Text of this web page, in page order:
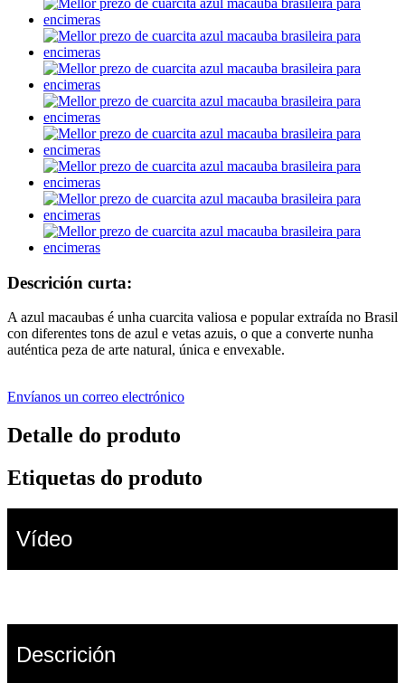
Descrición curta:
A azul macaubas é unha cuarcita valiosa e popular extraída no Brasil
con diferentes tons de azul e vetas azuis, o que a converte nunha
auténtica peza de arte natural, única e envexable.
Envíanos un correo electrónico
Detalle do produto
Etiquetas do produto
Vídeo
Descrición